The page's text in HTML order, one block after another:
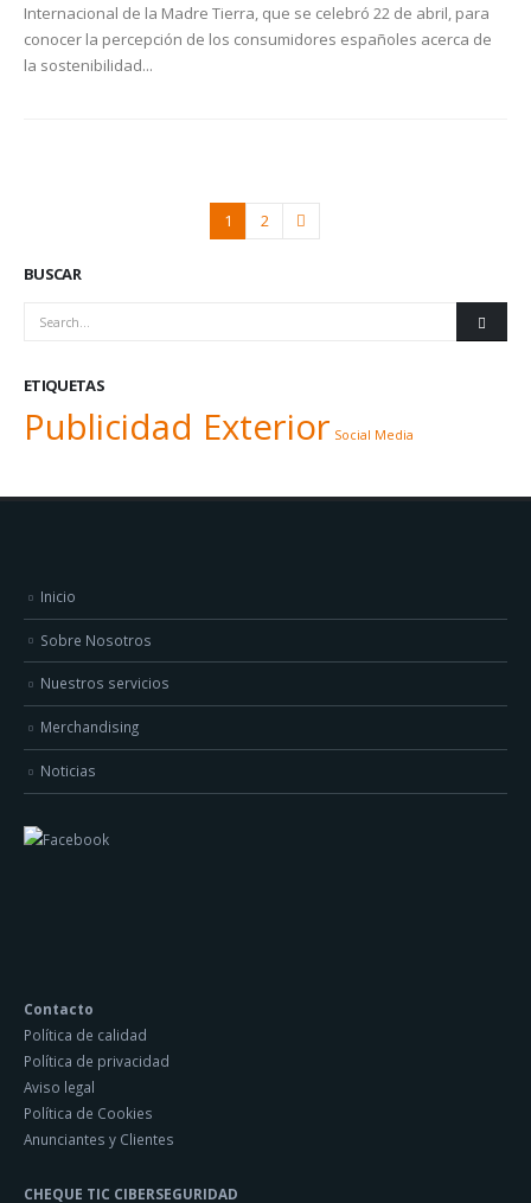
Internacional de la Madre Tierra, que se celebró 22 de abril, para
conocer la percepción de los consumidores españoles acerca de
la sostenibilidad...
1 2
BUSCAR
ETIQUETAS
Publicidad Exterior Social Media
Inicio
Sobre Nosotros
Nuestros servicios
Merchandising
Noticias
Contacto
Política de calidad
Política de privacidad
Aviso legal
Política de Cookies
Anunciantes y Clientes
CHEQUE TIC CIBERSEGURIDAD